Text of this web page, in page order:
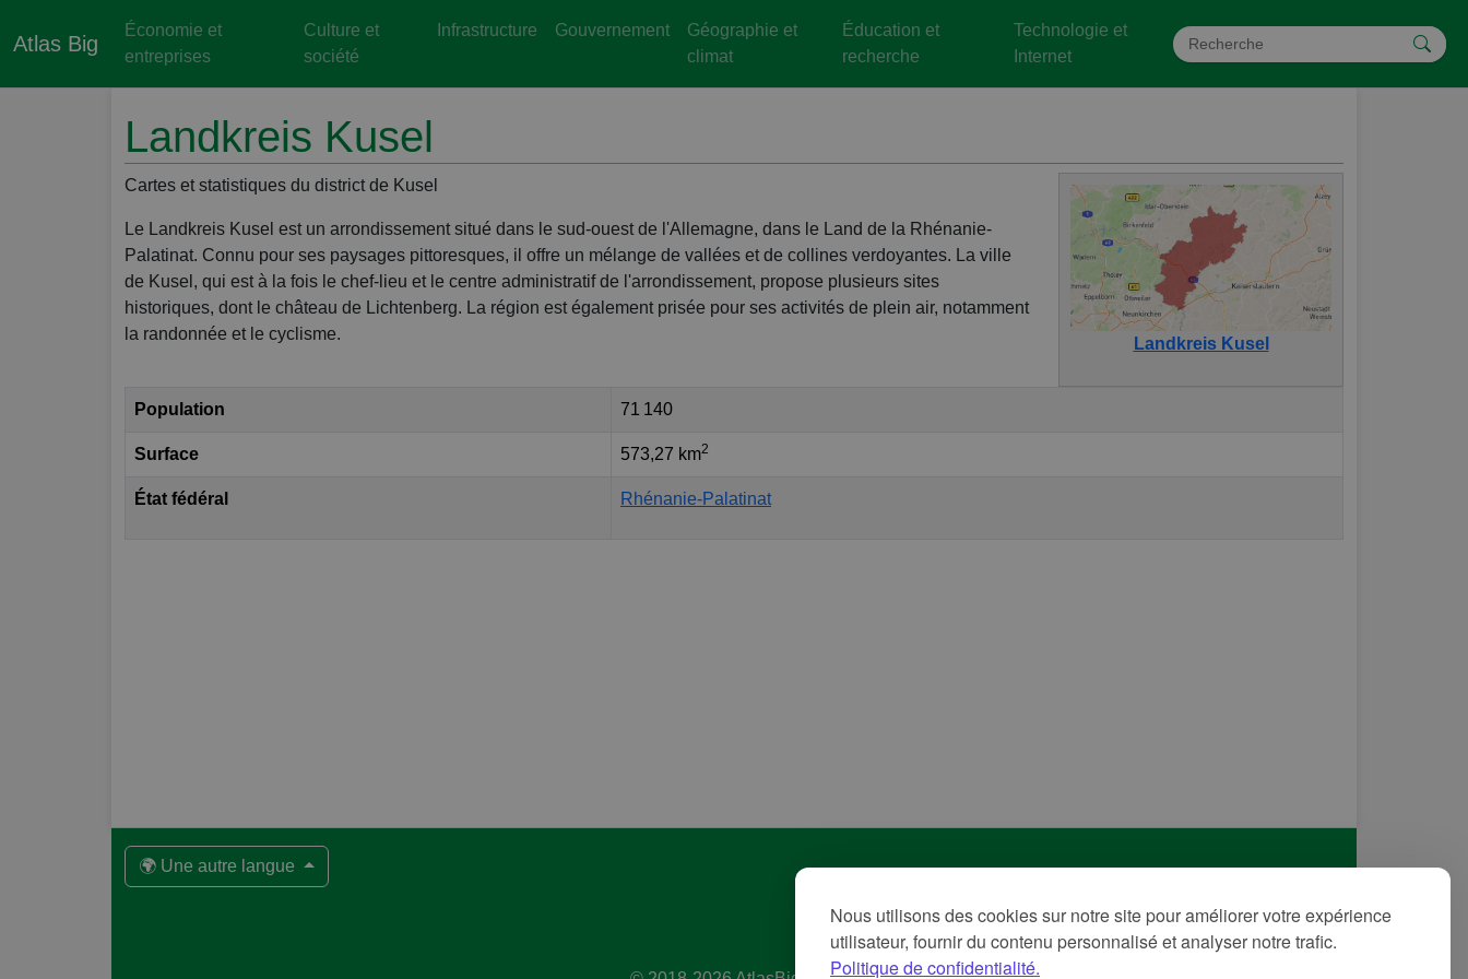
Nous utilisons des cookies sur notre site pour améliorer votre expérience
utilisateur, fournir du contenu personnalisé et analyser notre trafic.
Politique de confidentialité.
Atlas Big
Économie et
entreprises
Culture et
société
Infrastructure Gouvernement
Géographie et
climat
Éducation et
recherche
Technologie et
Internet
Landkreis Kusel
Cartes et statistiques du district de Kusel
Le Landkreis Kusel est un arrondissement situé dans le sud-ouest de l'Allemagne, dans le Land de la Rhénanie-
Palatinat. Connu pour ses paysages pittoresques, il offre un mélange de vallées et de collines verdoyantes. La ville
de Kusel, qui est à la fois le chef-lieu et le centre administratif de l'arrondissement, propose plusieurs sites
historiques, dont le château de Lichtenberg. La région est également prisée pour ses activités de plein air, notamment
la randonnée et le cyclisme.
Landkreis Kusel
Population 71 140
Surface 573,27 km2
État fédéral Rhénanie-Palatinat
🌍 Une autre langue
Conditions d'utilisation
Mentions légales